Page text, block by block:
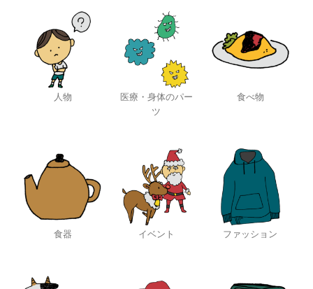
人物
医療・身体のパー
ツ
食べ物
食器 イベント ファッション